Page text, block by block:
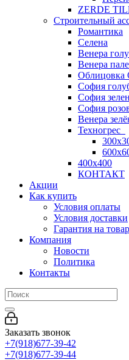
ZERDE
Строительный
Романтика
Селена
Венера
Венера
Облицовка
София
София
София
Венера
Техногрес
400х400
КОНТАКТ
Акции
Как купить
Условия оплаты
Условия доставки
Гарантия на товар
Компания
Новости
Политика
Контакты
Заказать звонок
+7(918)677-39-42
+7(918)677-39-44